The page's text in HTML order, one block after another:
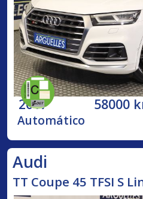
2017 58000
Automático
Audi
TT Coupe 45 TFSI S